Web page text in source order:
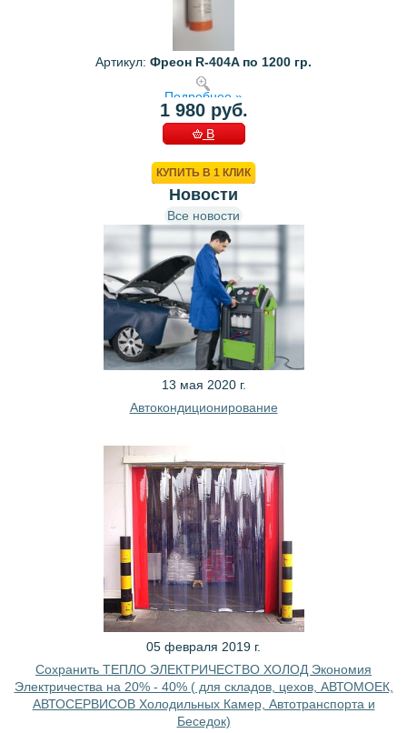
Артикул: Фреон R-404A по 1200 гр.
Подробнее »
1 980 руб.
В
КУПИТЬ В 1 КЛИК
Новости
Все новости
13 мая 2020 г.
Автокондиционирование
05 февраля 2019 г.
Сохранить ТЕПЛО ЭЛЕКТРИЧЕСТВО ХОЛОД Экономия
Электричества на 20% - 40% ( для складов, цехов, АВТОМОЕК,
АВТОСЕРВИСОВ Холодильных Камер, Автотранспорта и
Беседок)